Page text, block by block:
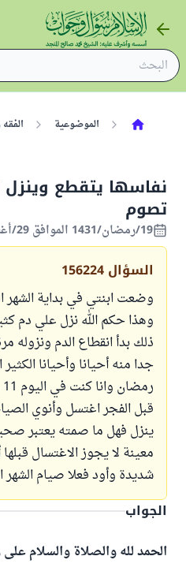
الموضوعية
نفاسها يتقطع وينزل
تصوم
19/رمضان/1431 الموافق 29/أغسطس/2010
السؤال 156224
وضعت ابنتي في بداية الشهر
ذلك بدأ انقطاع الدم ونزوله
جدا منه أحيانا وأحيانا
قبل الفجر اغتسل وأنوي
ينزل فهل ما صمته يعتبر
معينة لا يجوز الاغتسال
شديدة وأود فعلا صيام الشهر
الجواب
الحمد لله والصلاة والسلام